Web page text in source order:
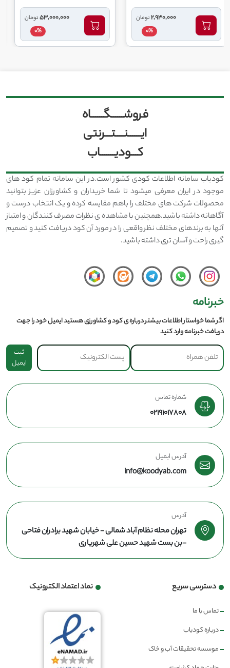
2,930,000
تومان
53,000,000
تومان
فروشــــــگــــــاه
ایــــــنــــتـــرنتی
کـــودیـــــــاب
کودیاب سامانه اطلاعات کودی کشور است.در این سامانه تمام کود های
موجود در ایران معرفی میشود تا شما خریداران و کشاورزان عزیز بتوانید
محصولات شرکت های مختلف را باهم مقایسه کرده و یک انتخاب درست و
آگاهانه داشته باشید.همچنین با مشاهده ی نظرات مصرف کنندگان و امتیاز
آنها به برندهای مختلف نظر واقعی را در مورد آن کود دریافت کنید و تصمیم
گیری راحت و آسان تری داشته باشید.
خبرنامه
اگر شما خواستار اطلاعات بیشتر درباره ی کود و کشاورزی هستید ایمیل خود را جهت
دریافت خبرنامه وارد کنید
ثبت
ایمیل
شماره تماس
02191017808
آدرس ایمیل
info@koodyab.com
آدرس
تهران محله نظام آباد شمالی - خیابان شهید برادران فتاحی
-بن بست شهید حسین علی شهریاری
دسترسی سریع
تماس با ما
درباره کودیاب
موسسه تحقیقات آب و خاک
نماد اعتماد الکترونیک